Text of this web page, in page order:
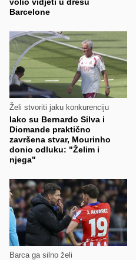
volio vidjeti u dresu
Barcelone
Želi stvoriti jaku konkurenciju
Iako su Bernardo Silva i
Diomande praktično
završena stvar, Mourinho
donio odluku: "Želim i
njega"
Barca ga silno želi